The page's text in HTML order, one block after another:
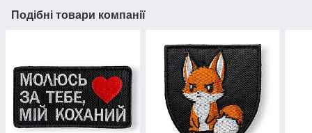
Подібні товари компанії